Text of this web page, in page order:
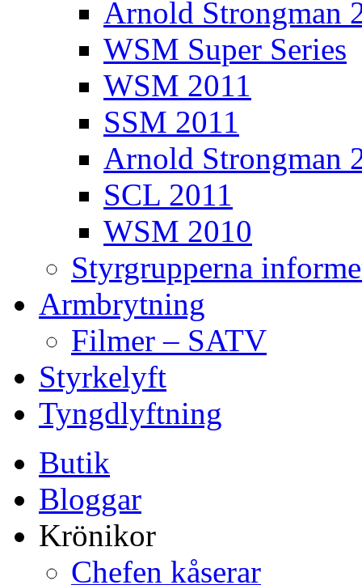
Arnold Strongman
WSM Super Series
WSM 2011
SSM 2011
Arnold Strongman
SCL 2011
WSM 2010
Styrgrupperna
Armbrytning
Filmer – SATV
Styrkelyft
Tyngdlyftning
Butik
Bloggar
Krönikor
Chefen kåserar